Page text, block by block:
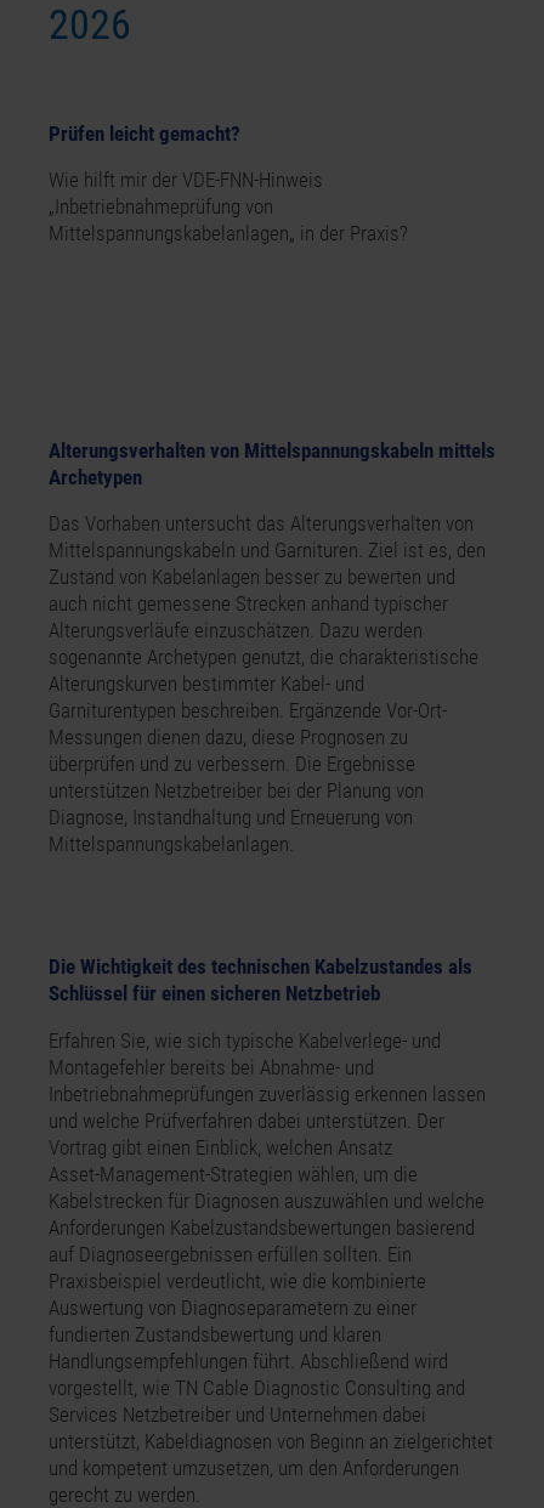
2026
Prüfen leicht gemacht?
Wie hilft mir der VDE-FNN-Hinweis
„Inbetriebnahmeprüfung von
Mittelspannungskabelanlagen„ in der Praxis?
Alterungsverhalten von Mittelspannungskabeln mittels
Archetypen
Das Vorhaben untersucht das Alterungsverhalten von
Mittelspannungskabeln und Garnituren. Ziel ist es, den
Zustand von Kabelanlagen besser zu bewerten und
auch nicht gemessene Strecken anhand typischer
Alterungsverläufe einzuschätzen. Dazu werden
sogenannte Archetypen genutzt, die charakteristische
Alterungskurven bestimmter Kabel- und
Garniturentypen beschreiben. Ergänzende Vor-Ort-
Messungen dienen dazu, diese Prognosen zu
überprüfen und zu verbessern. Die Ergebnisse
unterstützen Netzbetreiber bei der Planung von
Diagnose, Instandhaltung und Erneuerung von
Mittelspannungskabelanlagen.
Die Wichtigkeit des technischen Kabelzustandes als
Schlüssel für einen sicheren Netzbetrieb
Erfahren Sie, wie sich typische Kabelverlege- und
Montagefehler bereits bei Abnahme- und
Inbetriebnahmeprüfungen zuverlässig erkennen lassen
und welche Prüfverfahren dabei unterstützen. Der
Vortrag gibt einen Einblick, welchen Ansatz
Asset‑Management‑Strategien wählen, um die
Kabelstrecken für Diagnosen auszuwählen und welche
Anforderungen Kabelzustandsbewertungen basierend
auf Diagnoseergebnissen erfüllen sollten. Ein
Praxisbeispiel verdeutlicht, wie die kombinierte
Auswertung von Diagnoseparametern zu einer
fundierten Zustandsbewertung und klaren
Handlungsempfehlungen führt. Abschließend wird
vorgestellt, wie TN Cable Diagnostic Consulting and
Services Netzbetreiber und Unternehmen dabei
unterstützt, Kabeldiagnosen von Beginn an zielgerichtet
und kompetent umzusetzen, um den Anforderungen
gerecht zu werden.